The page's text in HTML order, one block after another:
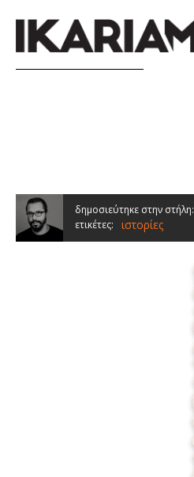
δημοσιεύτηκε στην στήλη:
ετικέτες: ιστορίες